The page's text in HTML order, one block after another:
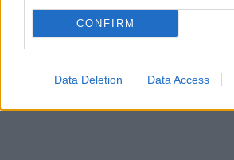
CONFIRM
Data Deletion Data Access